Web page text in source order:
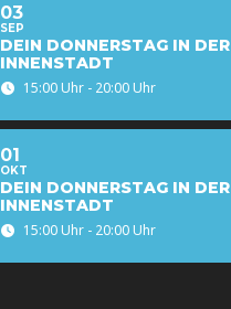
03
SEP
DEIN DONNERSTAG IN DER
INNENSTADT
15:00 Uhr - 20:00 Uhr
01
OKT
DEIN DONNERSTAG IN DER
INNENSTADT
15:00 Uhr - 20:00 Uhr